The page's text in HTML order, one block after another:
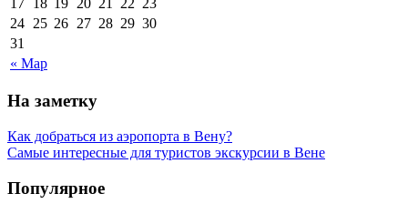
« Мар
24 25 26 27 28 29 30
31
На заметку
Как добраться из аэропорта в Вену?
Самые интересные для туристов экскурсии в Вене
Популярное